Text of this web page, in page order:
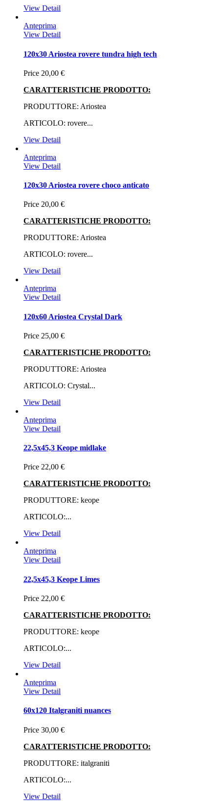
View Detail
Anteprima
View Detail
120x30 Ariostea rovere tundra high tech
Price 20,00 €
CARATTERISTICHE PRODOTTO:
PRODUTTORE: Ariostea
ARTICOLO: rovere...
View Detail
Anteprima
View Detail
120x30 Ariostea rovere choco anticato
Price 20,00 €
CARATTERISTICHE PRODOTTO:
PRODUTTORE: Ariostea
ARTICOLO: rovere...
View Detail
Anteprima
View Detail
120x60 Ariostea Crystal Dark
Price 25,00 €
CARATTERISTICHE PRODOTTO:
PRODUTTORE: Ariostea
ARTICOLO: Crystal...
View Detail
Anteprima
View Detail
22,5x45,3 Keope midlake
Price 22,00 €
CARATTERISTICHE PRODOTTO:
PRODUTTORE: keope
ARTICOLO:...
View Detail
Anteprima
View Detail
22,5x45,3 Keope Limes
Price 22,00 €
CARATTERISTICHE PRODOTTO:
PRODUTTORE: keope
ARTICOLO:...
View Detail
Anteprima
View Detail
60x120 Italgraniti nuances
Price 30,00 €
CARATTERISTICHE PRODOTTO:
PRODUTTORE: italgraniti
ARTICOLO:...
View Detail